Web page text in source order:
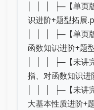
│ │ │ ├─【单页
识进阶+题型拓展
│ │ │ ├─【单页
函数知识进阶+题
│ │ │ ├─【未讲
指、对函数知识
│ │ │ ├─【未讲
大基本性质进阶+